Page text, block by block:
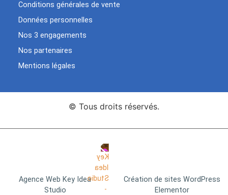
Conditions générales de vente
Données personnelles
Nos 3 engagements
Nos partenaires
Mentions légales
© Tous droits réservés.
Agence Web Key Idea
Studio
Création de sites WordPress
Elementor